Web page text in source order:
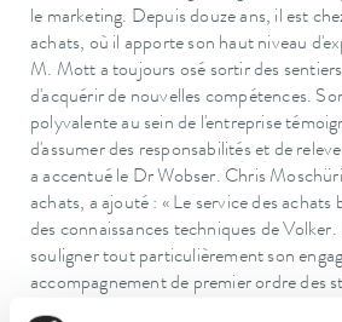
le marketing. Depuis douze ans, il est
achats, où il apporte son haut niveau
M. Mott a toujours osé sortir des
d'acquérir de nouvelles compétences.
polyvalente au sein de l'entreprise
d'assumer des responsabilités et de
a accentué le Dr Wobser. Chris
achats, a ajouté : « Le service des
des connaissances techniques de
souligner tout particulièrement son
accompagnement de premier ordre des
enthousiasme pour le changement. »